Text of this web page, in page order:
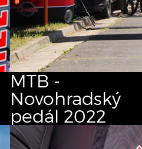
MTB -
Novohradský
pedál 2022